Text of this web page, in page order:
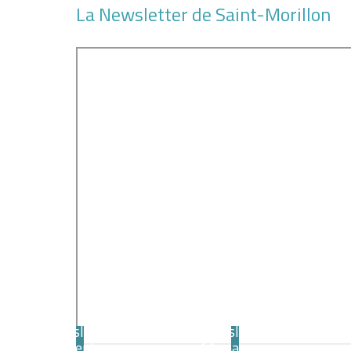
La Newsletter de Saint-Morillon
Newsletter Newsletter